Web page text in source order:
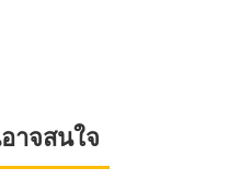
าจสนใจ